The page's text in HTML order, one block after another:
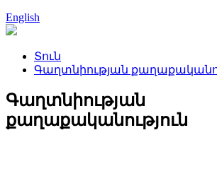
English
Տուն
Գաղտնիության
Գաղտնիության
քաղաքականություն